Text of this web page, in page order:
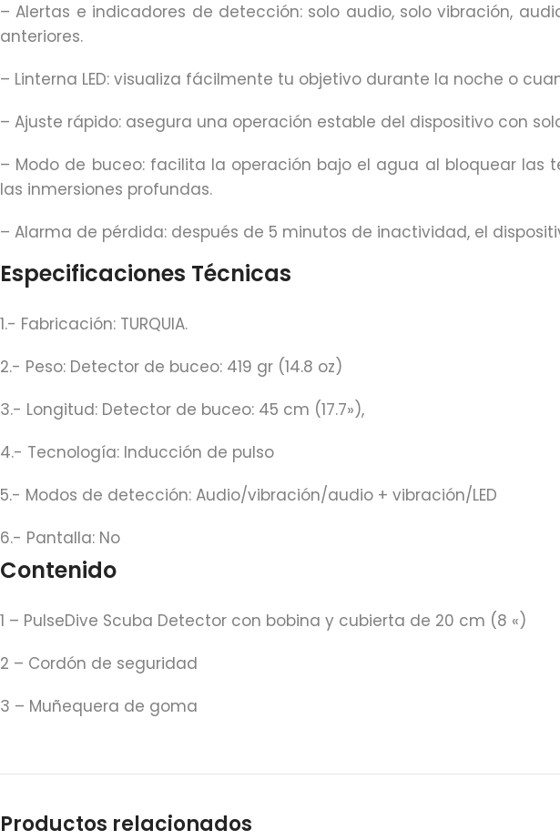
– Alertas e indicadores de detección: solo audio, solo vibración,
anteriores.
– Linterna LED: visualiza fácilmente tu objetivo durante la noche o
– Ajuste rápido: asegura una operación estable del dispositivo con
– Modo de buceo: facilita la operación bajo el agua al bloquear
las inmersiones profundas.
– Alarma de pérdida: después de 5 minutos de inactividad, el
Especificaciones Técnicas
1.- Fabricación: TURQUIA.
2.- Peso: Detector de buceo: 419 gr (14.8 oz)
3.- Longitud: Detector de buceo: 45 cm (17.7»),
4.- Tecnología: Inducción de pulso
5.- Modos de detección: Audio/vibración/audio + vibración/LED
6.- Pantalla: No
Contenido
1 – PulseDive Scuba Detector con bobina y cubierta de 20 cm (8 «)
2 – Cordón de seguridad
3 – Muñequera de goma
Productos relacionados